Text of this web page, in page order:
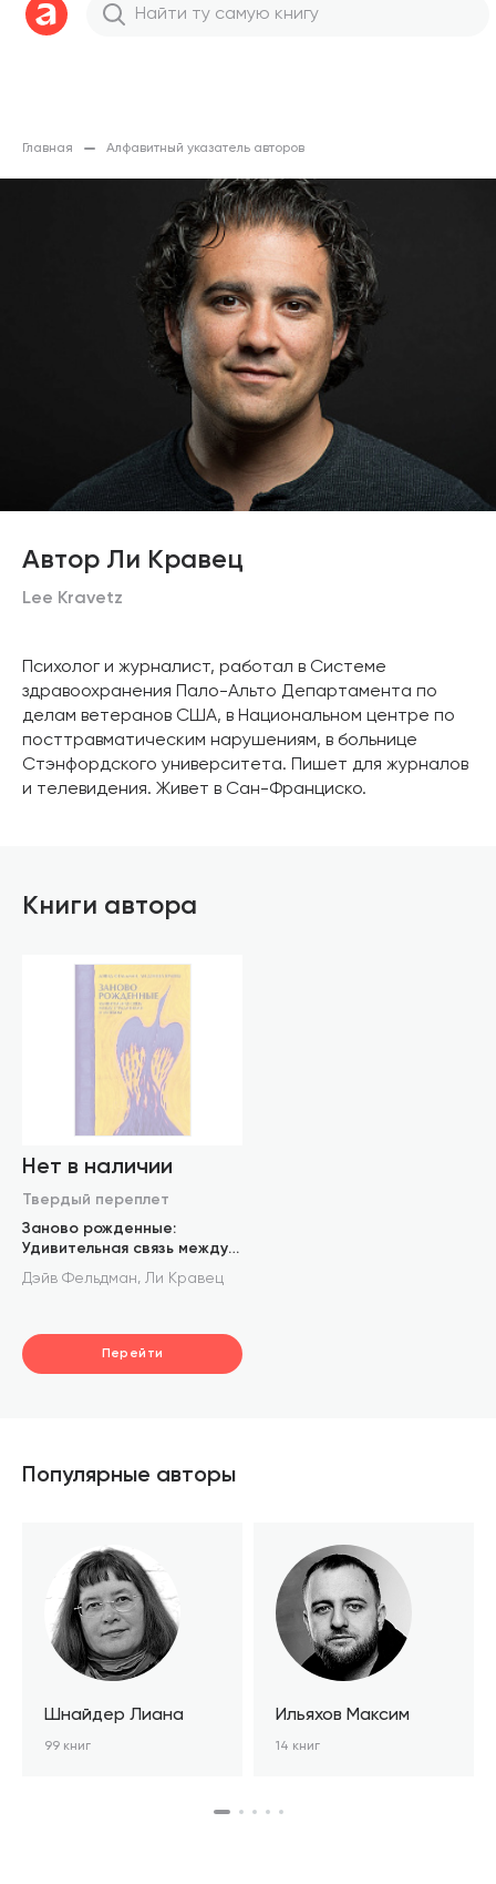
Главная Алфавитный указатель авторов
Автор Ли Кравец
Lee Kravetz
Психолог и журналист, работал в Системе
здравоохранения Пало-Альто Департамента по
делам ветеранов США, в Национальном центре по
посттравматическим нарушениям, в больнице
Стэнфордского университета. Пишет для журналов
и телевидения. Живет в Сан-Франциско.
Книги автора
Нет в наличии
Твердый переплет
Заново рожденные:
Удивительная связь между
страданиями и успехом
Дэйв Фельдман, Ли Кравец
Перейти
Популярные авторы
Шнайдер Лиана
99 книг
Ильяхов Максим
14 книг